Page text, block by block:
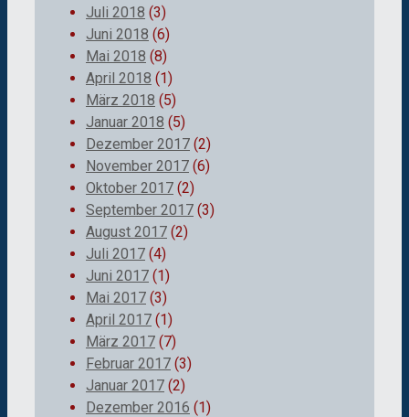
Juli 2018 (3)
Juni 2018 (6)
Mai 2018 (8)
April 2018 (1)
März 2018 (5)
Januar 2018 (5)
Dezember 2017 (2)
November 2017 (6)
Oktober 2017 (2)
September 2017 (3)
August 2017 (2)
Juli 2017 (4)
Juni 2017 (1)
Mai 2017 (3)
April 2017 (1)
März 2017 (7)
Februar 2017 (3)
Januar 2017 (2)
Dezember 2016 (1)